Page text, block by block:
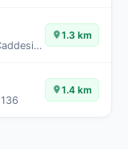
Reşadiye Mahallesi Yunus Emre Caddesi Yunus Emre 7. Sokak No:2
1.3 km
1.4 km